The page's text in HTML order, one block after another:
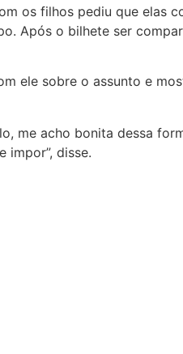
os filhos pediu que elas
Após o bilhete ser
ele sobre o assunto e
me acho bonita dessa
impor”, disse.